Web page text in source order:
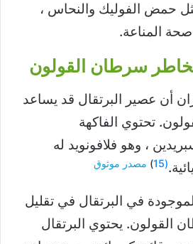
حمض الفوليك والنحاس ،
المناعة.
أن عصير البرتقال قد يساعد
تحتوي الفاكهة
، وهو فلافونويد له
(15
) مصدر موثوق
في البرتقال في تقليل
القولون. يحتوي البرتقال